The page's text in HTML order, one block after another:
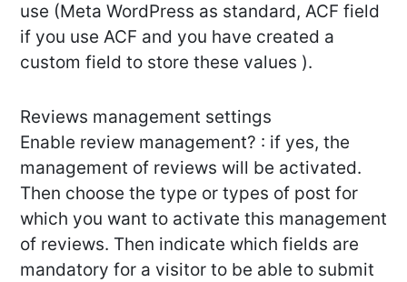
use (Meta WordPress as standard, ACF field
if you use ACF and you have created a
custom field to store these values ).
Reviews management settings
Enable review management? : if yes, the
management of reviews will be activated.
Then choose the type or types of post for
which you want to activate this management
of reviews. Then indicate which fields are
mandatory for a visitor to be able to submit